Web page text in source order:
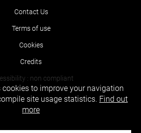
Contact Us
Terms of use
Cookies
Credits
: non compliant
to improve your navigation
site usage statistics. Find out
more